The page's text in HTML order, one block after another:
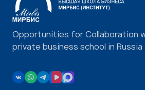
Opportunities for Collaboration
private business school in Russia